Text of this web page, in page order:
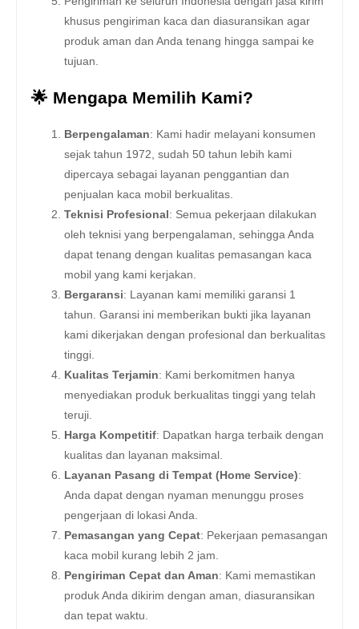
khusus pengiriman kaca dan diasuransikan agar
produk aman dan Anda tenang hingga sampai ke
tujuan.
🌟 Mengapa Memilih Kami?
Berpengalaman: Kami hadir melayani konsumen
sejak tahun 1972, sudah 50 tahun lebih kami
dipercaya sebagai layanan penggantian dan
penjualan kaca mobil berkualitas.
Teknisi Profesional : Semua pekerjaan dilakukan
oleh teknisi yang berpengalaman, sehingga Anda
dapat tenang dengan kualitas pemasangan kaca
mobil yang kami kerjakan.
Bergaransi: Layanan kami memiliki garansi 1
tahun. Garansi ini memberikan bukti jika layanan
kami dikerjakan dengan profesional dan berkualitas
tinggi.
Kualitas Terjamin: Kami berkomitmen hanya
menyediakan produk berkualitas tinggi yang telah
teruji.
Harga Kompetitif: Dapatkan harga terbaik dengan
kualitas dan layanan maksimal.
Layanan Pasang di Tempat (Home Service):
Anda dapat dengan nyaman menunggu proses
pengerjaan di lokasi Anda.
Pemasangan yang Cepat: Pekerjaan pemasangan
kaca mobil kurang lebih 2 jam.
Pengiriman Cepat dan Aman: Kami memastikan
produk Anda dikirim dengan aman, diasuransikan
dan tepat waktu.